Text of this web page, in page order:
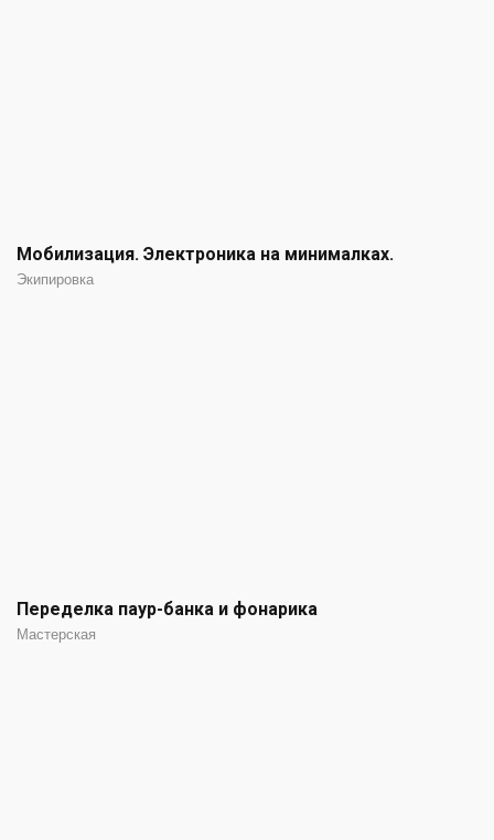
Мобилизация. Электроника на минималках.
Экипировка
Переделка паур-банка и фонарика
Мастерская